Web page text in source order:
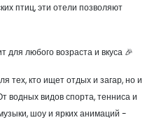
птиц, эти отели позволяют
для любого возраста и вкуса 🎉
тех, кто ищет отдых и загар, но и
водных видов спорта, тенниса и
шоу и ярких анимаций -